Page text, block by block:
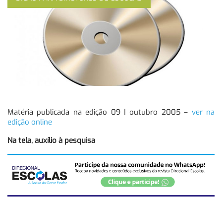
Matéria publicada na edição 09 | outubro 2005 – ver na
edição online
Na tela, auxílio à pesquisa